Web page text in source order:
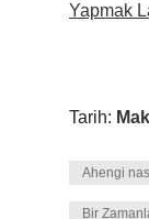
Yapmak
Tarih:
Ahengi
Bir